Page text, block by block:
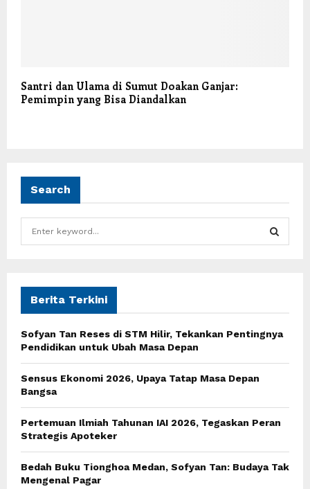
Santri dan Ulama di Sumut Doakan Ganjar:
Pemimpin yang Bisa Diandalkan
Search
f
r
R
Berita Terkini
Sofyan Tan Reses di STM Hilir, Tekankan Pentingnya
Pendidikan untuk Ubah Masa Depan
Sensus Ekonomi 2026, Upaya Tatap Masa Depan
Bangsa
Pertemuan Ilmiah Tahunan IAI 2026, Tegaskan Peran
Strategis Apoteker
Bedah Buku Tionghoa Medan, Sofyan Tan: Budaya Tak
Mengenal Pagar